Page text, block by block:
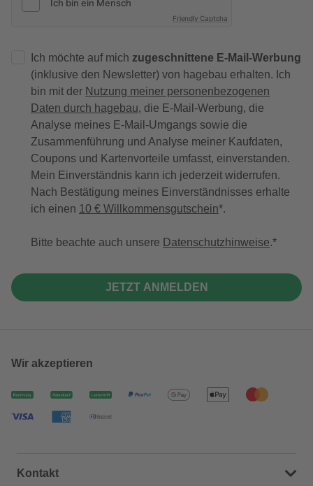
Friendly Captcha
Ich möchte auf mich zugeschnittene E-Mail-Werbung
(inklusive den Newsletter) von hagebau erhalten. Ich
bin mit der Nutzung meiner personenbezogenen
Daten durch hagebau, die E-Mail-Werbung, die
Analyse meines E-Mail-Umgangs sowie die
Zusammenführung und Analyse meiner Kaufdaten,
Coupons und Kartenvorteile umfasst, einverstanden.
Mein Einverständnis kann ich jederzeit widerrufen.
Nach Bestätigung meines Einverständnisses erhalte
ich einen 10 € Willkommensgutschein*.
Bitte beachte auch unsere Datenschutzhinweise.
JETZT ANMELDEN
Wir akzeptieren
Kontakt